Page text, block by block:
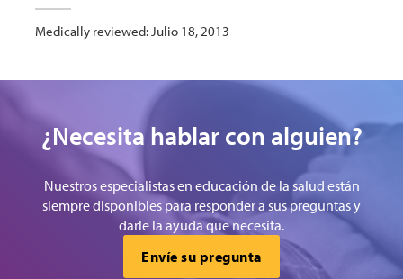
Medically reviewed: Julio 18, 2013
¿Necesita hablar con alguien?
Nuestros especialistas en educación de la salud están
siempre disponibles para responder a sus preguntas y
darle la ayuda que necesita.
Envíe su pregunta